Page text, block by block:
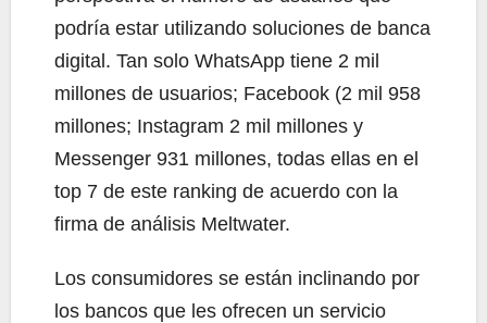
podría estar utilizando soluciones de banca
digital. Tan solo WhatsApp tiene 2 mil
millones de usuarios; Facebook (2 mil 958
millones; Instagram 2 mil millones y
Messenger 931 millones, todas ellas en el
top 7 de este ranking de acuerdo con la
firma de análisis Meltwater.
Los consumidores se están inclinando por
los bancos que les ofrecen un servicio